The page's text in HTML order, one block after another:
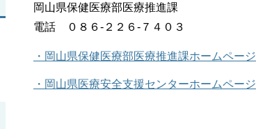
岡山県保健医療部医療推進課
電話 ０８６-２２６-７４０３
・岡山県保健医療部医療推進課ホームページ
・岡山県医療安全支援センターホームページ